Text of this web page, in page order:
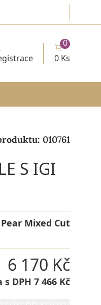
0 Ks
0
010761
S IGI
Pear Mixed Cut
6 170 Kč
s DPH 7 466 Kč